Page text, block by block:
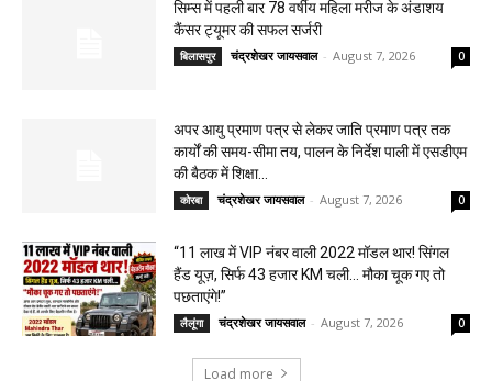
सिम्स में पहली बार 78 वर्षीय महिला मरीज के अंडाशय
कैंसर ट्यूमर की सफल सर्जरी
बिलासपुर चंद्रशेखर जायसवाल - August 7, 2026 0
अपर आयु प्रमाण पत्र से लेकर जाति प्रमाण पत्र तक
कार्यों की समय-सीमा तय, पालन के निर्देश पाली में एसडीएम
की बैठक में शिक्षा...
कोरबा चंद्रशेखर जायसवाल - August 7, 2026 0
“11 लाख में VIP नंबर वाली 2022 मॉडल थार! सिंगल
हैंड यूज़, सिर्फ 43 हजार KM चली… मौका चूक गए तो
पछताएंगे!”
लैलूंगा चंद्रशेखर जायसवाल - August 7, 2026 0
Load more